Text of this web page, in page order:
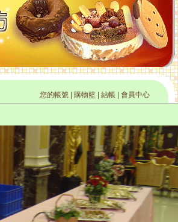
您的帳號| 購物籃| 結帳 | 會員中心